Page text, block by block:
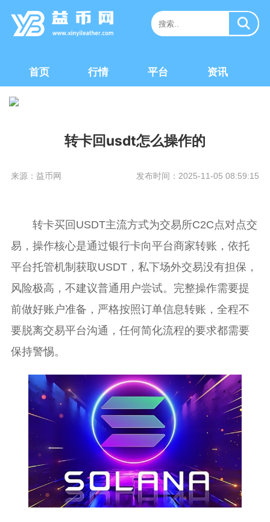
首页 行情 平台 资讯
转卡回usdt怎么操作的
来源：益币网 发布时间：2025-11-05 08:59:15
转卡买回USDT主流方式为交易所C2C点对点交
易，操作核心是通过银行卡向平台商家转账，依托
平台托管机制获取USDT，私下场外交易没有担保，
风险极高，不建议普通用户尝试。完整操作需要提
前做好账户准备，严格按照订单信息转账，全程不
要脱离交易平台沟通，任何简化流程的要求都需要
保持警惕。